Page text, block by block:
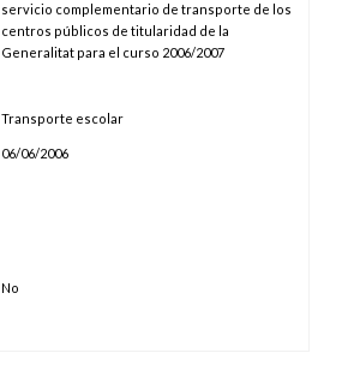
servicio complementario de transporte de los
centros públicos de titularidad de la
Generalitat para el curso 2006/2007
Transporte escolar
06/06/2006
No